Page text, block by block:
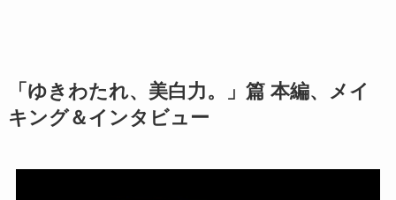
「ゆきわたれ、美白力。」篇 本編、メイ
キング＆インタビュー